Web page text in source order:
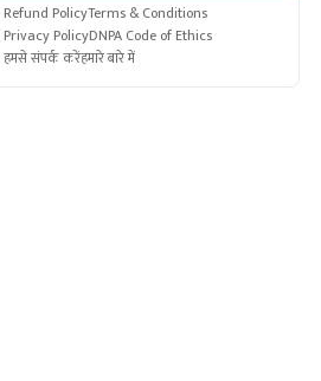
Refund PolicyTerms & Conditions
Privacy PolicyDNPA Code of Ethics
हमसे संपर्क करेंहमारे बारे में